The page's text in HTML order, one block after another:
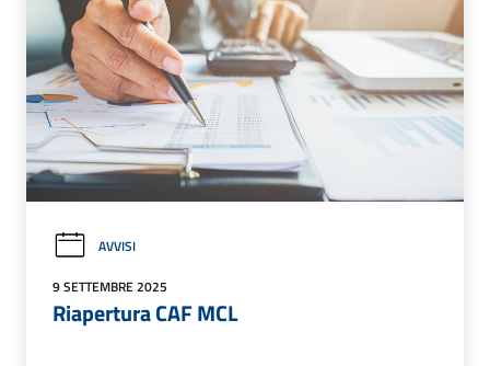
AVVISI
9 SETTEMBRE 2025
Riapertura CAF MCL